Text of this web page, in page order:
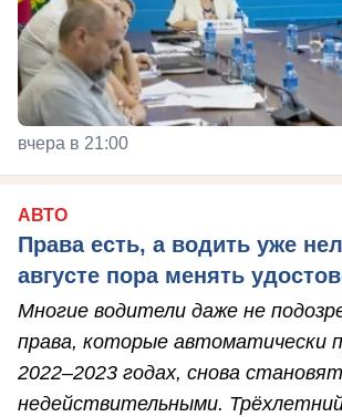
вчера в 21:00
АВТО
Права есть, а водить уже
августе пора менять
Многие водители даже не
права, которые автоматически
2022–2023 годах, снова
недействительными.